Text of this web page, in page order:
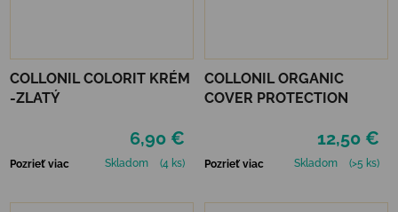
COLLONIL COLORIT KRÉM
-ZLATÝ
6,90 €
Pozrieť viac Skladom (4 ks)
COLLONIL ORGANIC
COVER PROTECTION
12,50 €
Pozrieť viac Skladom (>5 ks)